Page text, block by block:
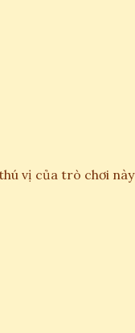
vị của trò chơi này